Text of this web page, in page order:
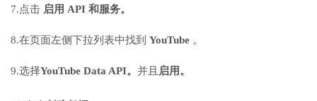
7.点击 启用 API 和服务。
8.在页面左侧下拉列表中找到 YouTube 。
9.选择YouTube Data API。 并且 启用。